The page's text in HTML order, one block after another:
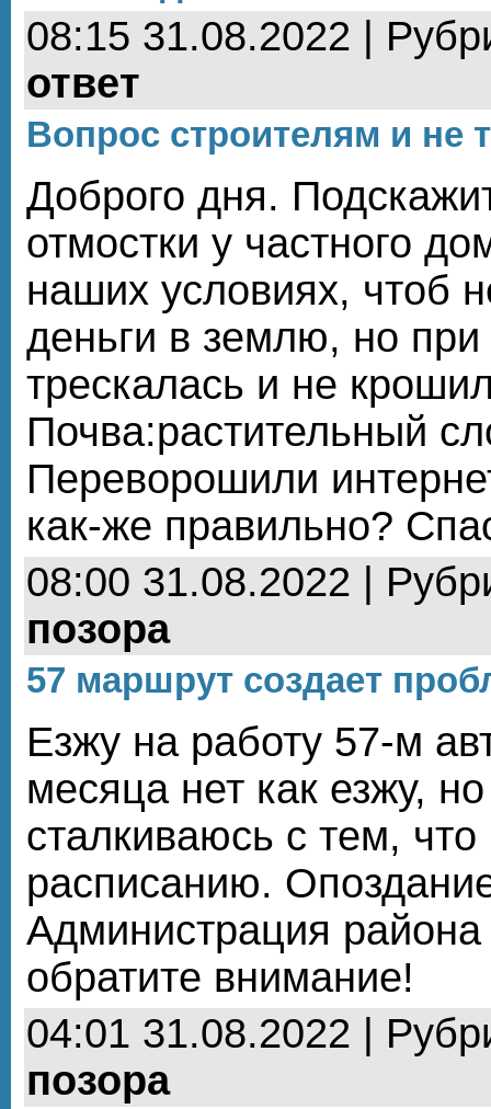
08:15 31.08.2022 |
ответ
Вопрос строителям и не
Доброго дня.
отмостки у частного
наших условиях, чтоб
деньги в землю, но при
трескалась и не
Почва:растительный
Переворошили
как-же правильно?
08:00 31.08.2022 |
позора
57 маршрут создает
Езжу на работу 57-м
месяца нет как езжу,
сталкиваюсь с тем, что
расписанию.
Администрация района
обратите внимание!
04:01 31.08.2022 |
позора